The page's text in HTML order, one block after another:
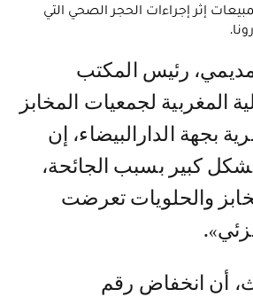
إثر إجراءات الحجر الصحي التي
المغربية لجمعيات المخابز
بجهة الدارالبيضاء، إن
كبير بسبب الجائحة،
والحلويات تعرضت
أن انخفاض رقم